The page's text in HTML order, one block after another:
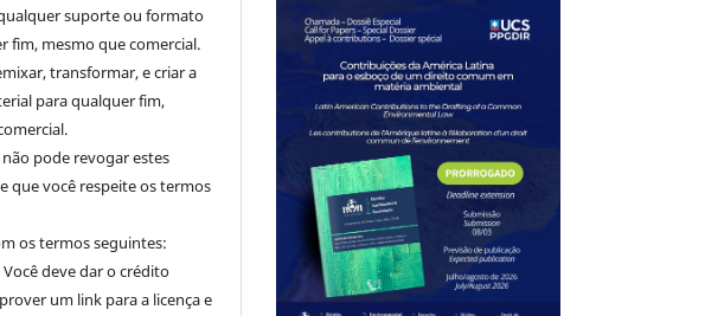
suporte ou formato
fim, mesmo que comercial.
transformar, e criar a
para qualquer fim,
pode revogar estes
que você respeite os termos
os termos seguintes:
deve dar o crédito
um link para a licença e